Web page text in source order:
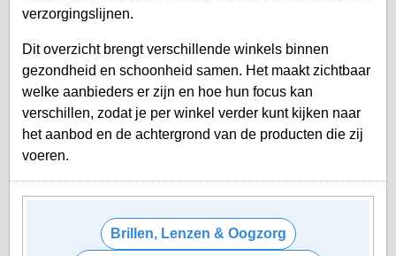
verzorgingslijnen.
Dit overzicht brengt verschillende winkels binnen
gezondheid en schoonheid samen. Het maakt zichtbaar
welke aanbieders er zijn en hoe hun focus kan
verschillen, zodat je per winkel verder kunt kijken naar
het aanbod en de achtergrond van de producten die zij
voeren.
Brillen, Lenzen & Oogzorg